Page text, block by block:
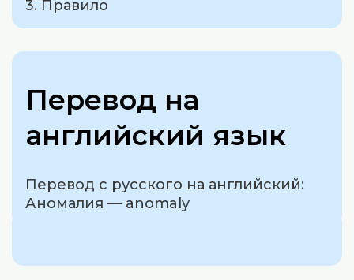
3. Правило
Перевод на
английский язык
Перевод с русского на английский:
Аномалия — anomaly